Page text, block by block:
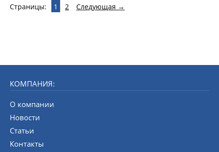
Страницы: 1 2 Следующая →
КОМПАНИЯ:
О компании
Новости
Статьи
Контакты